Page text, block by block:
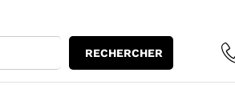
RECHERCHER